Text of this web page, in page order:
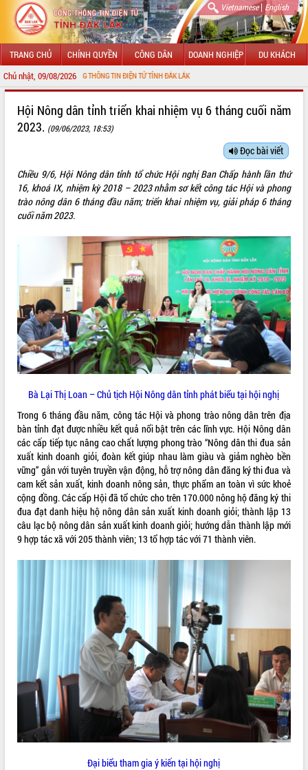
Vietnamese| English
TRANG CHỦ CHÍNH QUYỀN CÔNG DÂN DOANH NGHIỆP DU KHÁCH
Chủ nhật, 09/08/2026
CỔNG THÔNG TIN ĐIỆN TỬ TỈNH ĐẮK LẮK
LÃNH ĐẠO UBND TỈNH
SỞ, BAN, NGÀNH
UBND CÁC XÃ, PHƯỜNG
THÔNG TIN CHỈ ĐẠO ĐIỀU HÀNH
HỆ THỐNG VĂN BẢN
VĂN BẢN HĐND TỈNH
ĐIỂM TIN VĂN BẢN
QUY HOẠCH - KẾ HOẠCH
Không có file video nào để phát.
ALBUM ẢNH
Hội Nông dân tỉnh triển khai nhiệm vụ 6 tháng cuối năm
2023. (09/06/2023, 18:53)
Đọc bài viết
Chiều 9/6, Hội Nông dân tỉnh tổ chức Hội nghị Ban Chấp hành lần thứ
16, khoá IX, nhiệm kỳ 2018 – 2023 nhằm sơ kết công tác Hội và phong
trào nông dân 6 tháng đầu năm; triển khai nhiệm vụ, giải pháp 6 tháng
cuối năm 2023.
Bà Lại Thị Loan – Chủ tịch Hội Nông dân tỉnh phát biểu tại hội nghị
Trong 6 tháng đầu năm, công tác Hội và phong trào nông dân trên địa
bàn tỉnh đạt được nhiều kết quả nổi bật trên các lĩnh vực. Hội Nông dân
các cấp tiếp tục nâng cao chất lượng phong trào “Nông dân thi đua sản
xuất kinh doanh giỏi, đoàn kết giúp nhau làm giàu và giảm nghèo bền
vững” gắn với tuyên truyền vận động, hỗ trợ nông dân đăng ký thi đua và
cam kết sản xuất, kinh doanh nông sản, thực phẩm an toàn vì sức khoẻ
cộng đồng. Các cấp Hội đã tổ chức cho trên 170.000 nông hộ đăng ký thi
đua đạt danh hiệu hộ nông dân sản xuất kinh doanh giỏi; thành lập 13
câu lạc bộ nông dân sản xuất kinh doanh giỏi; hướng dẫn thành lập mới
9 hợp tác xã với 205 thành viên; 13 tổ hợp tác với 71 thành viên.
Đại biểu tham gia ý kiến tại hội nghị